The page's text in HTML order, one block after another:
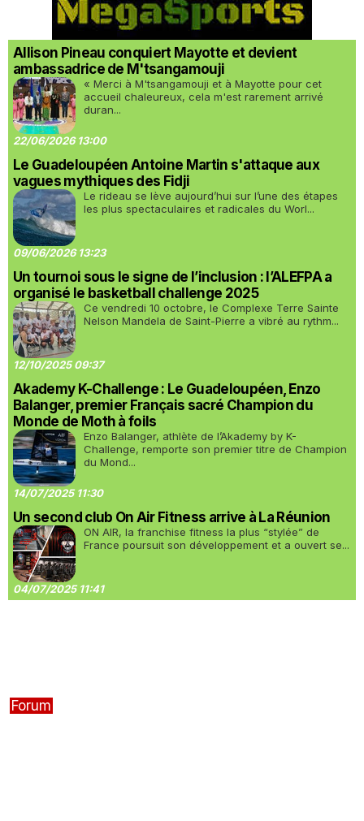
Allison Pineau conquiert Mayotte et devient
ambassadrice de M'tsangamouji
« Merci à M'tsangamouji et à Mayotte pour cet
accueil chaleureux, cela m'est rarement arrivé
duran...
22/06/2026 13:00
Le Guadeloupéen Antoine Martin s'attaque aux
vagues mythiques des Fidji
Le rideau se lève aujourd’hui sur l’une des étapes
les plus spectaculaires et radicales du Worl...
09/06/2026 13:23
Un tournoi sous le signe de l’inclusion : l’ALEFPA a
organisé le basketball challenge 2025
Ce vendredi 10 octobre, le Complexe Terre Sainte
Nelson Mandela de Saint-Pierre a vibré au rythm...
12/10/2025 09:37
Akademy K-Challenge : Le Guadeloupéen, Enzo
Balanger, premier Français sacré Champion du
Monde de Moth à foils
Enzo Balanger, athlète de l’Akademy by K-
Challenge, remporte son premier titre de Champion
du Mond...
14/07/2025 11:30
Un second club On Air Fitness arrive à La Réunion
ON AIR, la franchise fitness la plus “stylée” de
France poursuit son développement et a ouvert se...
04/07/2025 11:41
Forum